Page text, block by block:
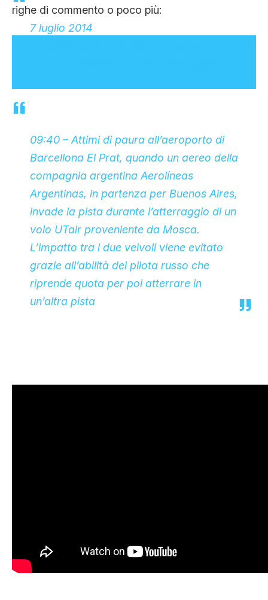
righe di commento o poco più:
7 luglio 2014
09:40 – Attimi di paura all’aeroporto di
Barcellona El Prat, quando un aereo della
compagnia argentina Aerolíneas
Argentinas, in partenza per Buenos Aires,
invade la pista durante l’atterraggio di un
volo UTair proveniente da Mosca.
L’impatto tra i due veivoli viene evitato
grazie all’abilità del pilota russo che
riprende quota per poi atterrare in
un’altra pista